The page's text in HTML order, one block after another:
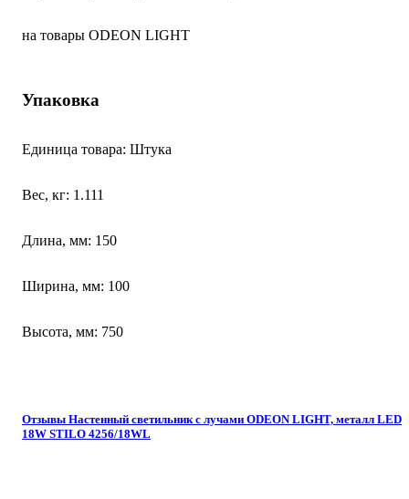
на товары ODEON LIGHT
Упаковка
Единица товара: Штука
Вес, кг: 1.111
Длина, мм: 150
Ширина, мм: 100
Высота, мм: 750
Отзывы Настенный светильник с лучами ODEON LIGHT, металл LED
18W STILO 4256/18WL